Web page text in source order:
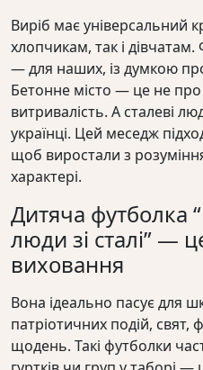
Виріб має універсальний
хлопчикам, так і
— для наших, із думкою
Бетонне місто — це не про
витривалість. А сталеві
українці. Цей меседж
щоб виростали з
характері.
Дитяча футболка
люди зі сталі” —
виховання
Вона ідеально пасує для
патріотичних подій, свят,
щодень. Такі футболки